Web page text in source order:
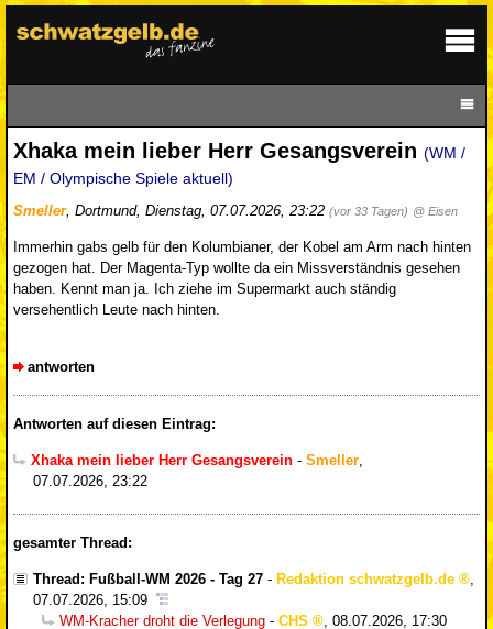
Xhaka mein lieber Herr Gesangsverein (WM /
EM / Olympische Spiele aktuell)
Smeller, Dortmund, Dienstag, 07.07.2026, 23:22 (vor 33 Tagen) @ Eisen
Immerhin gabs gelb für den Kolumbianer, der Kobel am Arm nach hinten
gezogen hat. Der Magenta-Typ wollte da ein Missverständnis gesehen
haben. Kennt man ja. Ich ziehe im Supermarkt auch ständig
versehentlich Leute nach hinten.
antworten
Antworten auf diesen Eintrag:
Xhaka mein lieber Herr Gesangsverein - Smeller,
07.07.2026, 23:22
gesamter Thread:
Thread: Fußball-WM 2026 - Tag 27 - Redaktion schwatzgelb.de
07.07.2026, 15:09
WM-Kracher droht die Verlegung - CHS
08.07.2026, 17:30